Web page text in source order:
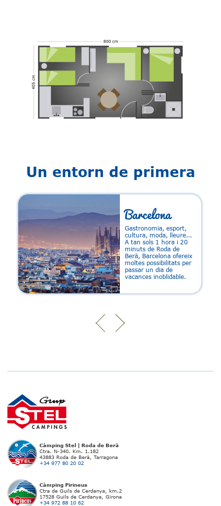
Un entorn de primera
Barcelona
Gastronomia, esport,
cultura, moda, lleure...
A tan sols 1 hora i 20
minuts de Roda de
Berà, Barcelona ofereix
moltes possibilitats per
passar un dia de
vacances inoblidable.
Càmping Stel | Roda de Berà
Ctra. N-340. Km. 1.182
43883 Roda de Berà, Tarragona
+34 977 80 20 02
Càmping Pirineus
Ctra de Guils de Cerdanya, km.2
17528 Guils de Cerdanya, Girona
+34 972 88 10 62